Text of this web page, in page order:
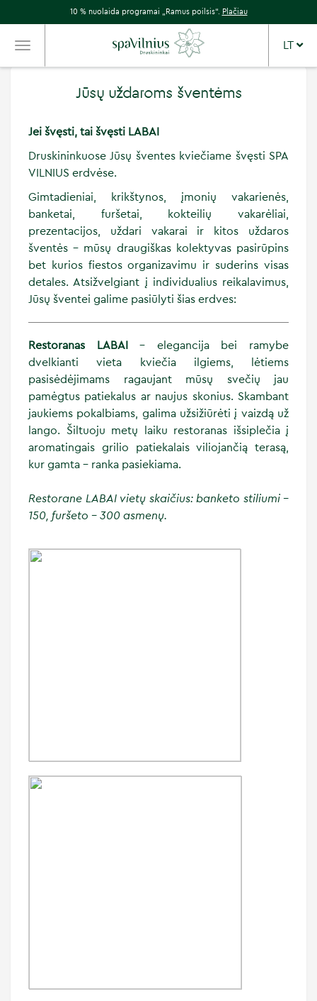
10 % nuolaida programai „Ramus poilsis“. Plačiau
TOGGLE
NAVIGATION
LT
Jūsų uždaroms šventėms
Jei švęsti, tai švęsti LABAI
Druskininkuose Jūsų šventes kviečiame švęsti SPA
VILNIUS erdvėse.
Gimtadieniai, krikštynos, įmonių vakarienės,
banketai, furšetai, kokteilių vakarėliai,
prezentacijos, uždari vakarai ir kitos uždaros
šventės – mūsų draugiškas kolektyvas pasirūpins
bet kurios fiestos organizavimu ir suderins visas
detales. Atsižvelgiant į individualius reikalavimus,
Jūsų šventei galime pasiūlyti šias erdves:
Restoranas LABAI
– elegancija bei ramybe
dvelkianti vieta kviečia ilgiems, lėtiems
pasisėdėjimams ragaujant mūsų svečių jau
pamėgtus patiekalus ar naujus skonius. Skambant
jaukiems pokalbiams, galima užsižiūrėti į vaizdą už
lango. Šiltuoju metų laiku restoranas išsiplečia į
aromatingais grilio patiekalais viliojančią terasą,
kur gamta – ranka pasiekiama.
Restorane LABAI vietų skaičius: banketo stiliumi –
150, furšeto – 300 asmenų.